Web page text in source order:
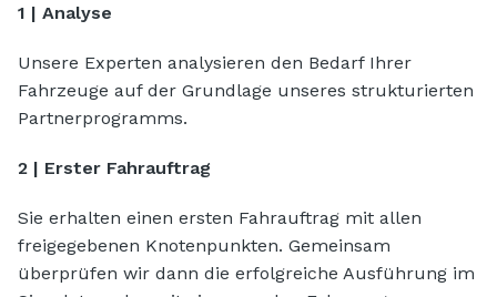
1 | Analyse
Unsere Experten analysieren den Bedarf Ihrer
Fahrzeuge auf der Grundlage unseres strukturierten
Partnerprogramms.
2 | Erster Fahrauftrag
Sie erhalten einen ersten Fahrauftrag mit allen
freigegebenen Knotenpunkten. Gemeinsam
überprüfen wir dann die erfolgreiche Ausführung im